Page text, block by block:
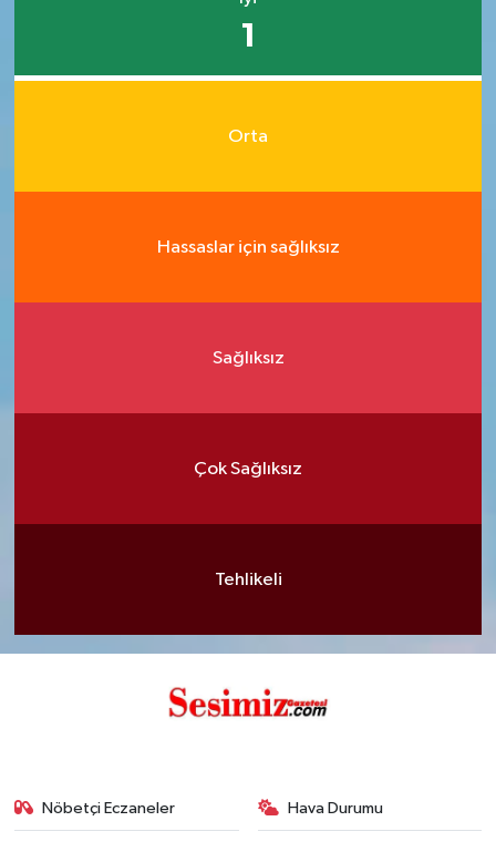
1
Orta
Hassaslar için sağlıksız
Sağlıksız
Çok Sağlıksız
Tehlikeli
Nöbetçi Eczaneler Hava Durumu